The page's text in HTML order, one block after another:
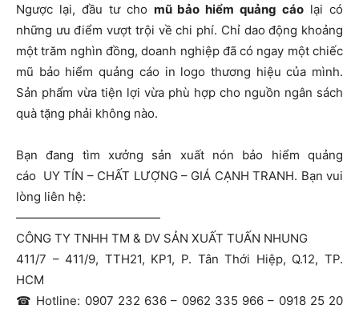
Ngược lại, đầu tư cho mũ bảo hiểm quảng cáo lại có
những ưu điểm vượt trội về chi phí. Chỉ dao động khoảng
một trăm nghìn đồng, doanh nghiệp đã có ngay một chiếc
mũ bảo hiểm quảng cáo in logo thương hiệu của mình.
Sản phẩm vừa tiện lợi vừa phù hợp cho nguồn ngân sách
quà tặng phải không nào.
Bạn đang tìm xưởng sản xuất nón bảo hiểm quảng
cáo UY TÍN – CHẤT LƯỢNG –GIÁ CẠNH TRANH. Bạn vui
lòng liên hệ:
————————————
CÔNG TY TNHH TM & DV SẢN XUẤT TUẤN NHUNG
411/7 – 411/9, TTH21, KP1, P. Tân Thới Hiệp, Q.12, TP.
HCM
☎ Hotline: 0907 232 636 – 0962 335 966 – 0918 25 20